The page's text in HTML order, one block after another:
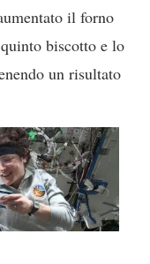
il forno
biscotto e lo
un risultato